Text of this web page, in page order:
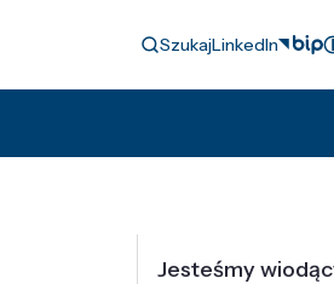
SzukajLinkedIn
Jesteśmy